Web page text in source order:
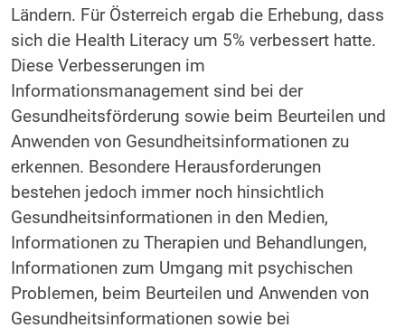
Ländern. Für Österreich ergab die Erhebung, dass
sich die Health Literacy um 5% verbessert hatte.
Diese Verbesserungen im
Informationsmanagement sind bei der
Gesundheitsförderung sowie beim Beurteilen und
Anwenden von Gesundheitsinformationen zu
erkennen. Besondere Herausforderungen
bestehen jedoch immer noch hinsichtlich
Gesundheitsinformationen in den Medien,
Informationen zu Therapien und Behandlungen,
Informationen zum Umgang mit psychischen
Problemen, beim Beurteilen und Anwenden von
Gesundheitsinformationen sowie bei